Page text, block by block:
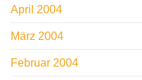
April 2004
März 2004
Februar 2004